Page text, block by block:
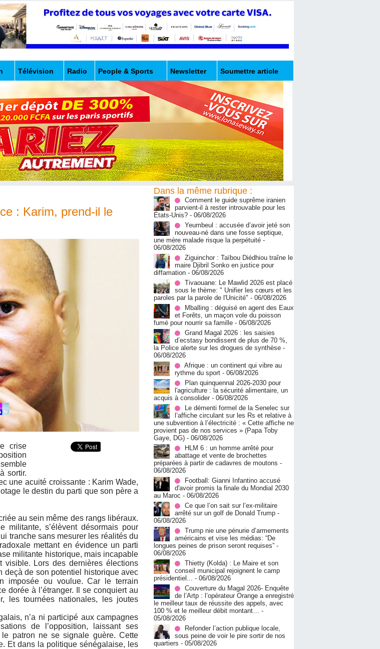
Télévision Radio People & Sports Newsletter Soumettre article
: Karim, prend-il le
crise
sortir.
une acuité croissante : Karim Wade,
le destin du parti que son père a
au sein même des rangs libéraux.
s’élèvent désormais pour
tranche sans mesurer les réalités du
mettant en évidence un parti
militante historique, mais incapable
visible. Lors des dernières élections
deçà de son potentiel historique avec
imposée ou voulue. Car le terrain
dorée à l’étranger. Il se conquiert au
les tournées nationales, les joutes
n’a ni participé aux campagnes
de l’opposition, laissant ses
patron ne se signale guère. Cette
Et dans la politique sénégalaise, les
Dans la même rubrique :
Comment le guide suprême iranien
parvient-il à rester introuvable pour les
États-Unis? - 06/08/2026
Yeumbeul : accusée d’avoir jeté son
nouveau-né dans une fosse septique,
une mère malade risque la perpétuité -
06/08/2026
Ziguinchor : Taïbou Diédhiou traîne le
maire Djibril Sonko en justice pour
diffamation - 06/08/2026
Tivaouane: Le Mawlid 2026 est placé
sous le thème: " Unifier les cœurs et les
paroles par la parole de l'Unicité" - 06/08/2026
Mballing : déguisé en agent des Eaux
et Forêts, un maçon vole du poisson
fumé pour nourrir sa famille - 06/08/2026
Grand Magal 2026 : les saisies
d’ecstasy bondissent de plus de 70 %,
la Police alerte sur les drogues de synthèse -
06/08/2026
Afrique : un continent qui vibre au
rythme du sport - 06/08/2026
Plan quinquennal 2026-2030 pour
l'agriculture : la sécurité alimentaire, un
acquis à consolider - 06/08/2026
Le démenti formel de la Senelec sur
l’affiche circulant sur les Rs et relative à
une subvention à l’électricité : « Cette affiche ne
provient pas de nos services » (Papa Toby
Gaye, DG) - 06/08/2026
HLM 6 : un homme arrêté pour
abattage et vente de brochettes
préparées à partir de cadavres de moutons -
06/08/2026
Football: Gianni Infantino accusé
d'avoir promis la finale du Mondial 2030
au Maroc - 06/08/2026
Ce que l’on sait sur l’ex-militaire
arrêté sur un golf de Donald Trump -
06/08/2026
Trump nie une pénurie d’armements
américains et vise les médias: “De
longues peines de prison seront requises” -
06/08/2026
‎Thietty (Kolda) : Le Maire et son
conseil municipal rejoignent le camp
présidentiel... - 06/08/2026
Couverture du Magal 2026- Enquête
de l’Artp : l’opérateur Orange a enregistré
le meilleur taux de réussite des appels, avec
100 % et le meilleur débit montant… -
05/08/2026
Refonder l’action publique locale,
sous peine de voir le pire sortir de nos
quartiers - 05/08/2026